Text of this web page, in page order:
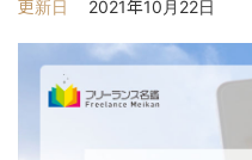
更新日
2021年10月22日